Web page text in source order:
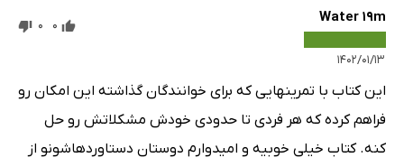
Water 19m
۱۴۰۲/۰۱/۱۳
0
0
این کتاب با تمرینهایی که برای خوانندگان گذاشته این امکان رو
فراهم کرده که هر فردی تا حدودی خودش مشکلاتش رو حل
کنه. کتاب خیلی خوبیه و امیدوارم دوستان دستاوردهاشونو از